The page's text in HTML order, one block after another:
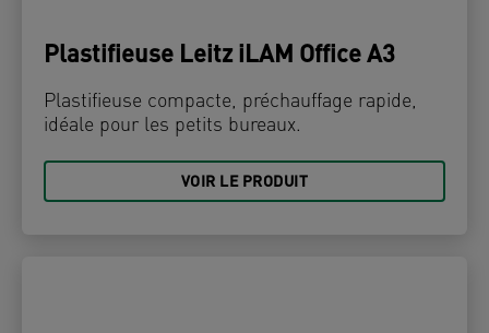
Plastifieuse Leitz iLAM Office A3
Plastifieuse compacte, préchauffage rapide,
idéale pour les petits bureaux.
VOIR LE PRODUIT